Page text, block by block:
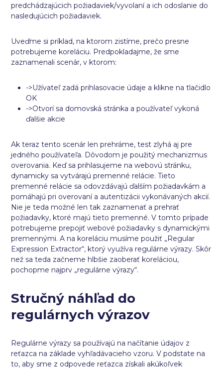
predchádzajúcich požiadaviek/vyvolaní a ich odoslanie do
nasledujúcich požiadaviek.
Uveďme si príklad, na ktorom zistíme, prečo presne
potrebujeme koreláciu. Predpokladajme, že sme
zaznamenali scenár, v ktorom:
->Užívateľ zadá prihlasovacie údaje a klikne na tlačidlo
OK
->Otvorí sa domovská stránka a používateľ vykoná
ďalšie akcie
Ak teraz tento scenár len prehráme, test zlyhá aj pre
jedného používateľa. Dôvodom je použitý mechanizmus
overovania. Keď sa prihlasujeme na webovú stránku,
dynamicky sa vytvárajú premenné relácie. Tieto
premenné relácie sa odovzdávajú ďalším požiadavkám a
pomáhajú pri overovaní a autentizácii vykonávaných akcií.
Nie je teda možné len tak zaznamenať a prehrať
požiadavky, ktoré majú tieto premenné. V tomto prípade
potrebujeme prepojiť webové požiadavky s dynamickými
premennými. A na koreláciu musíme použiť „Regular
Expression Extractor“, ktorý využíva regulárne výrazy. Skôr
než sa teda začneme hlbšie zaoberať koreláciou,
pochopme najprv „regulárne výrazy“.
Stručný náhľad do
regulárnych výrazov
Regulárne výrazy sa používajú na načítanie údajov z
reťazca na základe vyhľadávacieho vzoru. V podstate na
to, aby sme z odpovede reťazca získali akúkoľvek